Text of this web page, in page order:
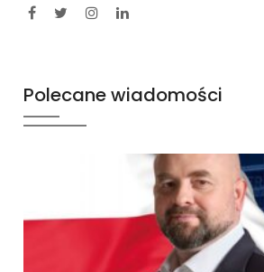
Polecane wiadomości